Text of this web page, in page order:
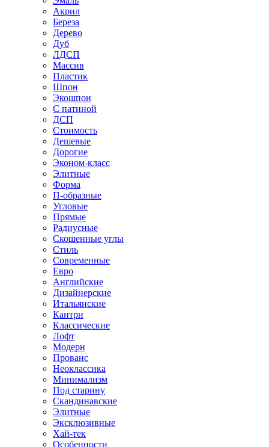
Акрил
Береза
Дерево
Дуб
ЛДСП
Массив
Пластик
Шпон
Экошпон
С патиной
ДСП
Стоимость
Дешевые
Дорогие
Эконом-класс
Элитные
Форма
П-образные
Угловые
Прямые
Радиусные
Скошенные углы
Стиль
Современные
Евро
Английские
Дизайнерские
Итальянские
Кантри
Классические
Лофт
Модерн
Прованс
Неоклассика
Минимализм
Под старину
Скандинавские
Элитные
Эксклюзивные
Хай-тек
Особенности